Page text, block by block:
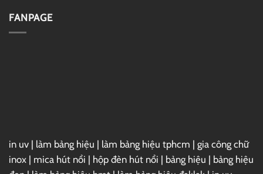
FANPAGE
in uv | làm bảng hiệu | làm bảng hiệu tphcm | gia công chữ
inox | mica hút nổi | hộp đèn hút nổi | bảng hiệu | bảng hiệu